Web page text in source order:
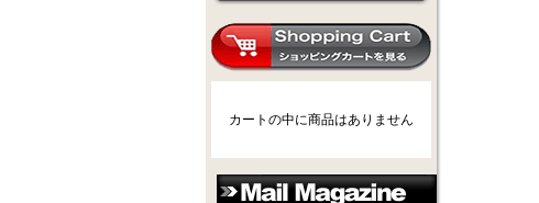
カートの中に商品はありません